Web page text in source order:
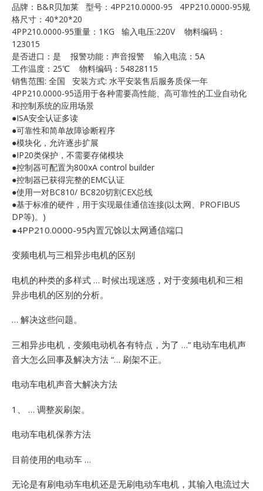
品牌：B&R贝加莱 型号：4PP210.0000-95 4PP210.0000-95规
格尺寸：40*20*20
4PP210.0000-95重量：1KG 输入电压:220V 物料编码：
123015
是否进口：是 报警功能：声音报警 输入电流：5A
工作温度：25℃ 物料编码：54828115
销售范围: 全国 安装方式: 水平安装售后服务质保一年
4PP210.0000-95适用于各种需要高性能、高可靠性的工业自动化
和控制系统的应用场景
●ISA安全认证多读
●可靠性和简单故障诊断程序
●模块化，允许逐步扩展
●IP20类保护，不需要存储模块
●控制器可配置为800xA control builder
●控制器已获得完整的EMC认证
●使用一对BC810/ BC820切割CEX总线
●基于标准的硬件，用于实现最佳通信连接(以太网、PROFIBUS
DP等)。)
●4PP210.0000-95内置冗馀以太网通信端口
变频电机与三相异步电机的区别
电机的种类的多样式 … 时候出现迷惑，对于变频电机和三相
异步电机的区别的分析。
… 解决这些问题。
三相异步电机，变频电动机各有特点，为了 …” 电动车电机声
音大怎么回事及解决方法 “… 刷架不正。
电动车电机声音大解决方法
1、 … 调整炭刷架。
电动车电机保养方法
目前使用的电动车 …
无论是有刷电动车电机还是无刷电动车电机，其输入电流过大